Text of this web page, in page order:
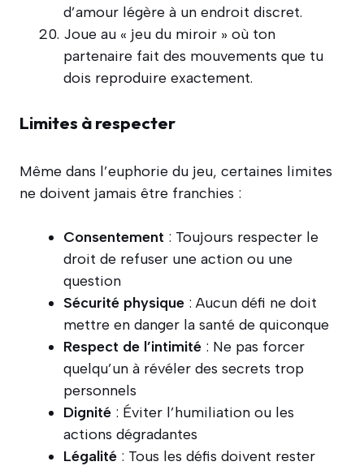
d’amour légère à un endroit discret.
Joue au « jeu du miroir » où ton
partenaire fait des mouvements que tu
dois reproduire exactement.
Limites à respecter
Même dans l’euphorie du jeu, certaines limites
ne doivent jamais être franchies :
Consentement : Toujours respecter le
droit de refuser une action ou une
question
Sécurité physique : Aucun défi ne doit
mettre en danger la santé de quiconque
Respect de l’intimité : Ne pas forcer
quelqu’un à révéler des secrets trop
personnels
Dignité : Éviter l’humiliation ou les
actions dégradantes
Légalité : Tous les défis doivent rester